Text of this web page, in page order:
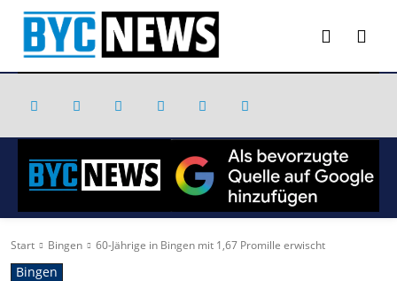
Start Bingen 60-Jährige in Bingen mit 1,67 Promille erwischt
Bingen